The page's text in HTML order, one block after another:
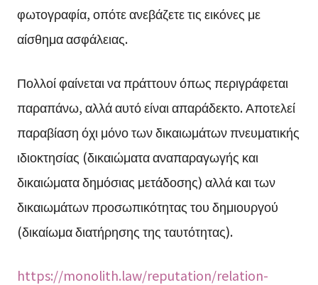
φωτογραφία, οπότε ανεβάζετε τις εικόνες με
αίσθημα ασφάλειας.
Πολλοί φαίνεται να πράττουν όπως περιγράφεται
παραπάνω, αλλά αυτό είναι απαράδεκτο. Αποτελεί
παραβίαση όχι μόνο των δικαιωμάτων πνευματικής
ιδιοκτησίας (δικαιώματα αναπαραγωγής και
δικαιώματα δημόσιας μετάδοσης) αλλά και των
δικαιωμάτων προσωπικότητας του δημιουργού
(δικαίωμα διατήρησης της ταυτότητας).
https://monolith.law/reputation/relation-